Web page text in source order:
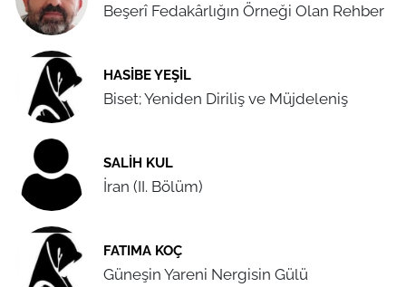
Beşerî Fedakârlığın Örneği Olan Rehber
HASIBE YEŞIL
Biset; Yeniden Diriliş ve Müjdeleniş
SALIH KUL
İran (II. Bölüm)
FATIMA KOÇ
Güneşin Yareni Nergisin Gülü